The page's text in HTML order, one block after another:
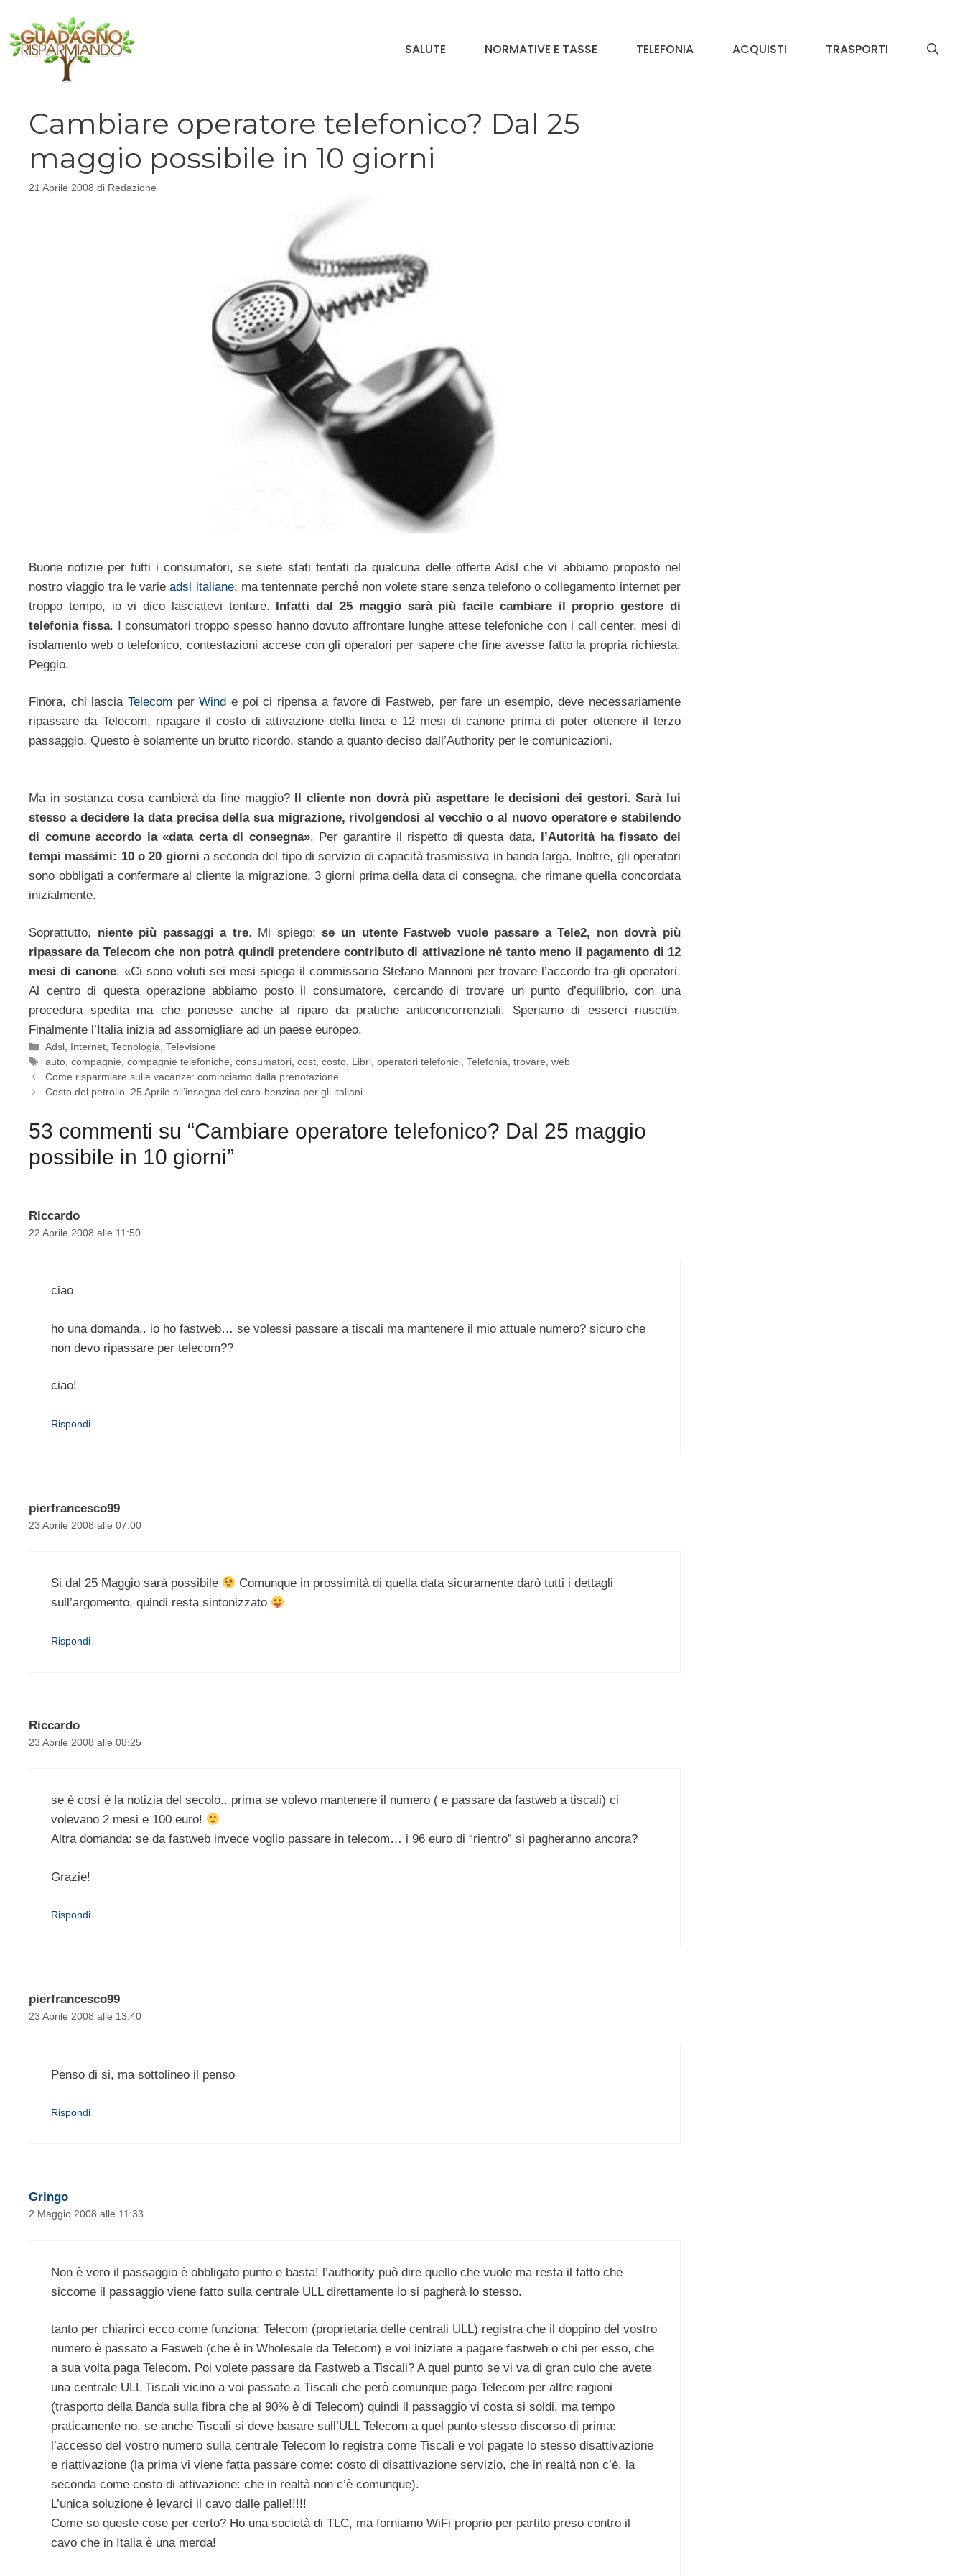
contenuto
SALUTE NORMATIVE E TASSE TELEFONIA ACQUISTI TRASPORTI
Cambiare operatore telefonico? Dal 25
maggio possibile in 10 giorni
21 Aprile 2008 di Redazione
Buone notizie per tutti i consumatori, se siete stati tentati da qualcuna delle offerte Adsl che vi abbiamo proposto nel
nostro viaggio tra le varieadsl italiane, ma tentennate perché non volete stare senza telefono o collegamento internet per
troppo tempo, io vi dico lasciatevi tentare. Infatti dal 25 maggio sarà più facile cambiare il proprio gestore di
telefonia fissa. I consumatori troppo spesso hanno dovuto affrontare lunghe attese telefoniche con i call center, mesi di
isolamento web o telefonico, contestazioni accese con gli operatori per sapere che fine avesse fatto la propria richiesta.
Peggio.
Finora, chi lasciaTelecom perWind e poi ci ripensa a favore di Fastweb, per fare un esempio, deve necessariamente
ripassare da Telecom, ripagare il costo di attivazione della linea e 12 mesi di canone prima di poter ottenere il terzo
passaggio. Questo è solamente un brutto ricordo, stando a quanto deciso dall’Authority per le comunicazioni.
Ma in sostanza cosa cambierà da fine maggio?Il cliente non dovrà più aspettare le decisioni dei gestori. Sarà lui
stesso a decidere la data precisa della sua migrazione, rivolgendosi al vecchio o al nuovo operatore e stabilendo
di comune accordo la «data certa di consegna». Per garantire il rispetto di questa data, l’Autorità ha fissato dei
tempi massimi: 10 o 20 giorni a seconda del tipo di servizio di capacità trasmissiva in banda larga. Inoltre, gli operatori
sono obbligati a confermare al cliente la migrazione, 3 giorni prima della data di consegna, che rimane quella concordata
inizialmente.
Soprattutto, niente più passaggi a tre. Mi spiego:se un utente Fastweb vuole passare a Tele2, non dovrà più
ripassare da Telecom che non potrà quindi pretendere contributo di attivazione né tanto meno il pagamento di 12
mesi di canone. «Ci sono voluti sei mesi spiega il commissario Stefano Mannoni per trovare l’accordo tra gli operatori.
Al centro di questa operazione abbiamo posto il consumatore, cercando di trovare un punto d’equilibrio, con una
procedura spedita ma che ponesse anche al riparo da pratiche anticoncorrenziali. Speriamo di esserci riusciti».
Finalmente l’Italia inizia ad assomigliare ad un paese europeo.
Categorie
Adsl, Internet,Tecnologia,Televisione
Tag
auto,compagnie,compagnie telefoniche,consumatori,cost,costo, Libri,operatori telefonici,Telefonia,trovare,web
Come risparmiare sulle vacanze: cominciamo dalla prenotazione
Costo del petrolio. 25 Aprile all’insegna del caro-benzina per gli italiani
53 commenti su “Cambiare operatore telefonico? Dal 25 maggio
possibile in 10 giorni”
Riccardo
22 Aprile 2008 alle 11:50
ciao
ho una domanda.. io ho fastweb… se volessi passare a tiscali ma mantenere il mio attuale numero? sicuro che
non devo ripassare per telecom??
ciao!
Rispondi
pierfrancesco99
23 Aprile 2008 alle 07:00
Si dal 25 Maggio sarà possibile
Comunque in prossimità di quella data sicuramente darò tutti i dettagli
sull’argomento, quindi resta sintonizzato
Rispondi
Riccardo
23 Aprile 2008 alle 08:25
se è così è la notizia del secolo.. prima se volevo mantenere il numero ( e passare da fastweb a tiscali) ci
volevano 2 mesi e 100 euro!
Altra domanda: se da fastweb invece voglio passare in telecom… i 96 euro di “rientro” si pagheranno ancora?
Grazie!
Rispondi
pierfrancesco99
23 Aprile 2008 alle 13:40
Penso di si, ma sottolineo il penso
Rispondi
Gringo
2 Maggio 2008 alle 11:33
Non è vero il passaggio è obbligato punto e basta! l’authority può dire quello che vuole ma resta il fatto che
siccome il passaggio viene fatto sulla centrale ULL direttamente lo si pagherà lo stesso.
tanto per chiarirci ecco come funziona: Telecom (proprietaria delle centrali ULL) registra che il doppino del vostro
numero è passato a Fasweb (che è in Wholesale da Telecom) e voi iniziate a pagare fastweb o chi per esso, che
a sua volta paga Telecom. Poi volete passare da Fastweb a Tiscali? A quel punto se vi va di gran culo che avete
una centrale ULL Tiscali vicino a voi passate a Tiscali che però comunque paga Telecom per altre ragioni
(trasporto della Banda sulla fibra che al 90% è di Telecom) quindi il passaggio vi costa si soldi, ma tempo
praticamente no, se anche Tiscali si deve basare sull’ULL Telecom a quel punto stesso discorso di prima:
l’accesso del vostro numero sulla centrale Telecom lo registra come Tiscali e voi pagate lo stesso disattivazione
e riattivazione (la prima vi viene fatta passare come: costo di disattivazione servizio, che in realtà non c’è, la
seconda come costo di attivazione: che in realtà non c’è comunque).
L’unica soluzione è levarci il cavo dalle palle!!!!!
Come so queste cose per certo? Ho una società di TLC, ma forniamo WiFi proprio per partito preso contro il
cavo che in Italia è una merda!